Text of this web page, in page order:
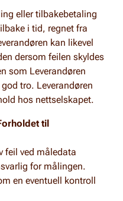
eller tilbakebetaling
i tid, regnet fra
kan likevel
dersom feilen skyldes
som Leverandøren
tro. Leverandøren
hos nettselskapet.
til
feil ved måledata
for målingen.
en eventuell kontroll